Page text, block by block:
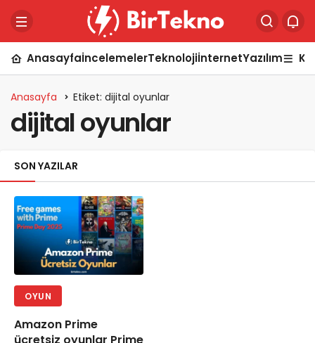
AnasayfaİncelemelerTeknolojiİnternetYazılım
Anasayfa Etiket: dijital oyunlar
dijital oyunlar
SON YAZILAR
OYUN
Amazon Prime